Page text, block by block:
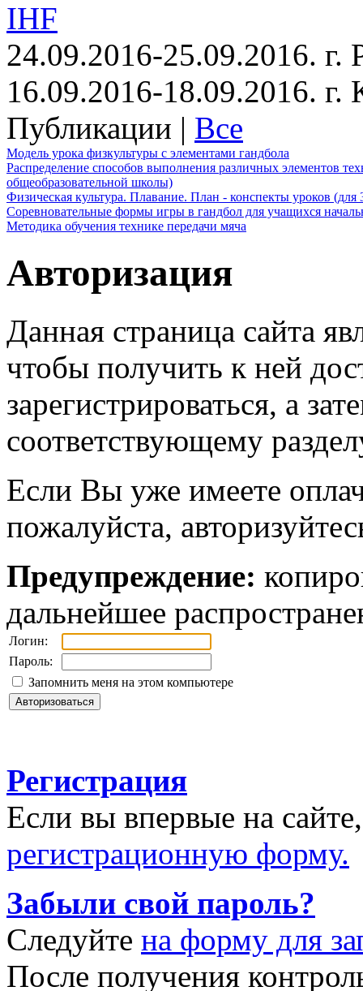
IHF
24.09.2016-25.09.2016. г.
16.09.2016-18.09.2016.
Публикации | Все
Модель урока физкультуры с элементами гандбола
Распределение способов выполнения различных элементов
общеобразовательной школы)
Физическая культура. Плавание. План - конспекты уроков (для
Соревновательные формы игры в гандбол для учащихся
Методика обучения технике передачи мяча
Авторизация
Данная страница сайта
чтобы получить к ней
зарегистрироваться, а
соответствующему
Если Вы уже имеете
пожалуйста,
Предупреждение:
дальнейшее
Логин:
Пароль:
Запомнить меня на этом компьютере
Регистрация
Если вы впервые на
регистрационную форму.
Забыли свой пароль?
Следуйте на форму для
После получения